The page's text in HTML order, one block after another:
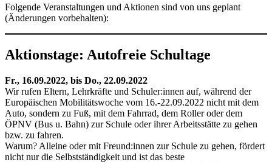
Folgende Veranstaltungen und Aktionen sind von uns geplant
(Änderungen vorbehalten):
Aktionstage: Autofreie Schultage
Fr., 16.09.2022, bis Do., 22.09.2022
Wir rufen Eltern, Lehrkräfte und Schuler:innen auf, während der
Europäischen Mobilitätswoche vom 16.-22.09.2022 nicht mit dem
Auto, sondern zu Fuß, mit dem Fahrrad, dem Roller oder dem
ÖPNV (Bus u. Bahn) zur Schule oder ihrer Arbeitsstätte zu gehen
bzw. zu fahren.
Warum? Alleine oder mit Freund:innen zur Schule zu gehen, fördert
nicht nur die Selbstständigkeit und ist das beste